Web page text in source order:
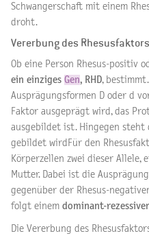
Schwangerschaft mit einem
droht.
Vererbung des Rhesusfaktors
Ob eine Person Rhesus-positiv
ein einziges Gen, RHD,
Ausprägungsformen D oder d
Faktor ausgeprägt wird, das
ausgebildet ist. Hingegen steht
gebildet wirdFür den
Körperzellen zwei dieser Allele,
Mutter. Dabei ist die
gegenüber der Rhesus-
folgt einem dominant-
Die Vererbung des